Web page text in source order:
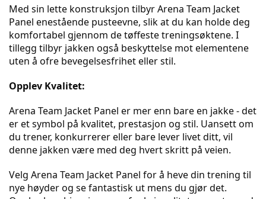
Med sin lette konstruksjon tilbyr Arena Team Jacket
Panel enestående pusteevne, slik at du kan holde deg
komfortabel gjennom de tøffeste treningsøktene. I
tillegg tilbyr jakken også beskyttelse mot elementene
uten å ofre bevegelsesfrihet eller stil.
Opplev Kvalitet:
Arena Team Jacket Panel er mer enn bare en jakke - det
er et symbol på kvalitet, prestasjon og stil. Uansett om
du trener, konkurrerer eller bare lever livet ditt, vil
denne jakken være med deg hvert skritt på veien.
Velg Arena Team Jacket Panel for å heve din trening til
nye høyder og se fantastisk ut mens du gjør det.